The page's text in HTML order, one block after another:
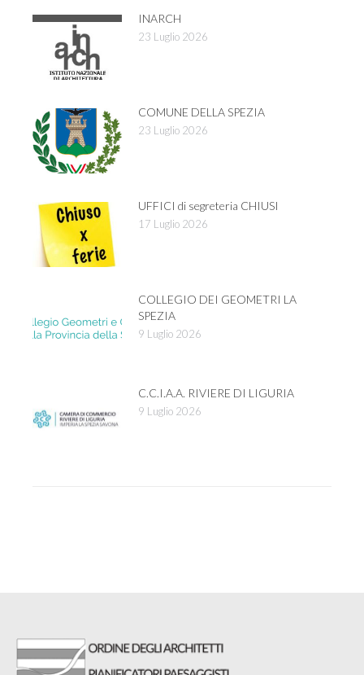
INARCH
23 Luglio 2026
COMUNE DELLA SPEZIA
23 Luglio 2026
UFFICI di segreteria CHIUSI
17 Luglio 2026
COLLEGIO DEI GEOMETRI LA
SPEZIA
9 Luglio 2026
C.C.I.A.A. RIVIERE DI LIGURIA
9 Luglio 2026